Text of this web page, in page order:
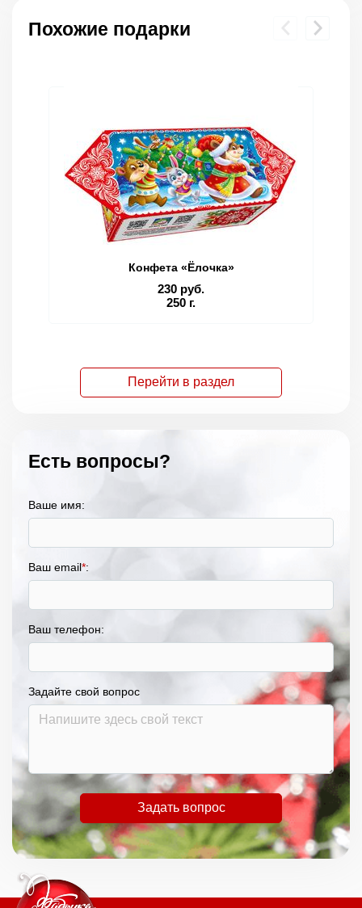
Похожие подарки
Конфета «Ёлочка»
230 руб.
250 г.
Перейти в раздел
Есть вопросы?
Ваше имя:
Ваш email*:
Ваш телефон:
Задайте свой вопрос
Задать вопрос